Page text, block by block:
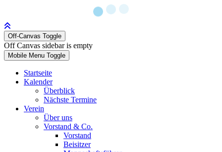
Off-Canvas Toggle
Off Canvas sidebar is empty
Mobile Menu Toggle
Startseite
Kalender
Überblick
Nächste Termine
Verein
Über uns
Vorstand & Co.
Vorstand
Beisitzer